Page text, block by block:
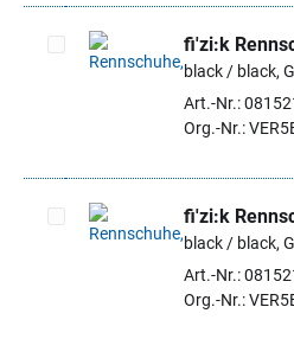
Artikel auswählen
fi'zi:k
black / black,
Art.-Nr.:
Org.-Nr.:
Artikel auswählen
fi'zi:k
black / black,
Art.-Nr.:
Org.-Nr.: